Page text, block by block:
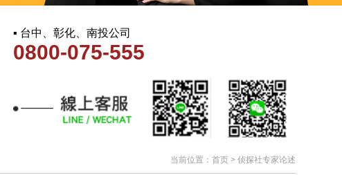
当前位置： 首页> 侦探社专家论述
▪ 台中、彰化、南投公司
0800-075-555